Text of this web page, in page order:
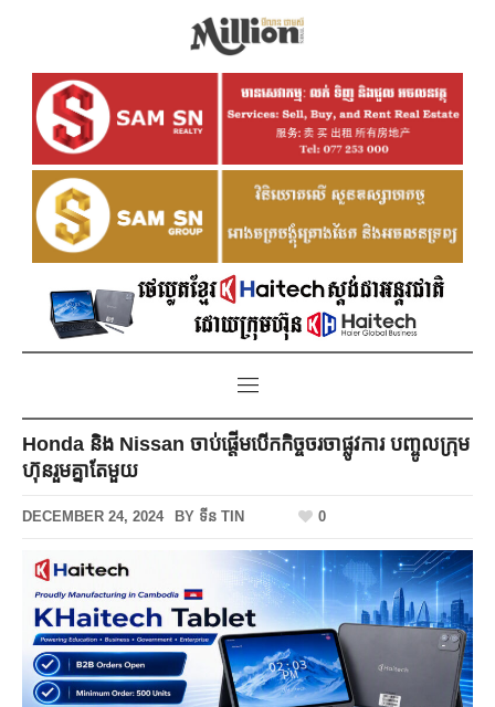
Honda និង Nissan ចាប់ផ្ដើមបើកកិច្ចចរចាផ្លូវការ បញ្ចូលក្រុម
ហ៊ុនរួមគ្នាតែមួយ
DECEMBER 24, 2024 BY ទីន TIN 0